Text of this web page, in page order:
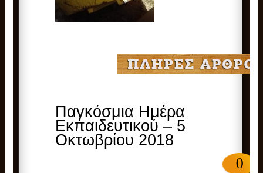
Παγκόσμια Ημέρα
Εκπαιδευτικού – 5
Οκτωβρίου 2018
0